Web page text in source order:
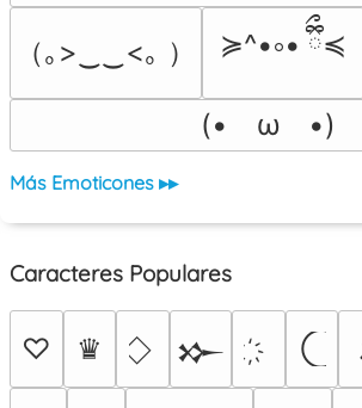
（｡>‿‿<｡ ） ≽^•༚• ྀིྀ≼
(•　ω　•)
Más Emoticones ▸▸
Caracteres Populares
♡ ♛ 𒁍